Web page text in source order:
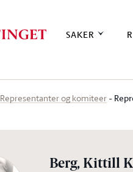
SAKER
Representanter og komiteer
Berg, Kittill